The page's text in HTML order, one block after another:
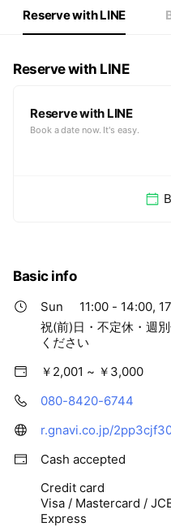
Sat11:00 - 14:00,17:00 - 20:00
Sun11:00 - 14:00,17:00 - 20:00
祝(前)日・不定休・週別休・連
Reserve with LINE
Reserve with LINE
Reserve with LINE
Book a date now. It's easy.
Basic info
Sun
11:00 - 14:00,
祝(前)日・不定休・週
ください
￥2,001 ~ ￥3,000
080-8420-6744
r.gnavi.co.jp/
Cash accepted
Credit card
Visa / Mastercard /
Express